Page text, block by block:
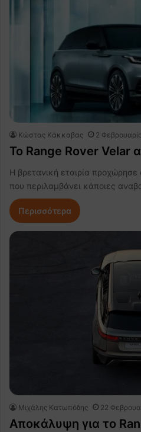
Κώστας Κάκκαβας 2
Το Range Rover Velar
Η βρετανική εταιρία προχώρησε
που περιλαμβάνει κάποιες
Περισσότερα
Μιχάλης Κατωπόδης 22
Αποκάλυψη για το